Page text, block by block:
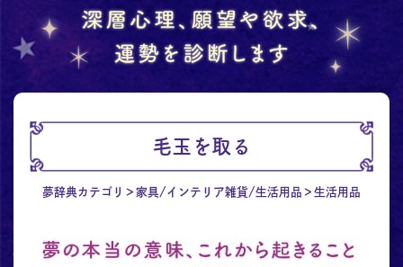
毛玉を取る
夢辞典カテゴリ 家具/インテリア雑貨/生活用品 生活用品